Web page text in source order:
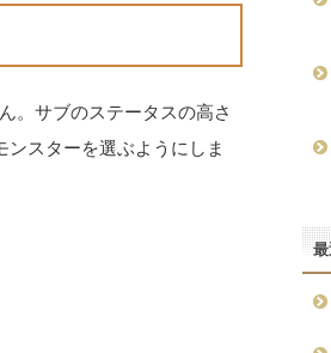
。サブのステータスの高さ
スターを選ぶようにしま